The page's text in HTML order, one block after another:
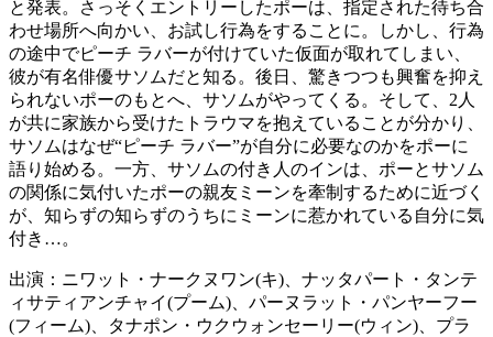
と発表。さっそくエントリーしたポーは、指定された待ち合
わせ場所へ向かい、お試し行為をすることに。しかし、行為
の途中でピーチ ラバーが付けていた仮面が取れてしまい、
彼が有名俳優サソムだと知る。後日、驚きつつも興奮を抑え
られないポーのもとへ、サソムがやってくる。そして、2人
が共に家族から受けたトラウマを抱えていることが分かり、
サソムはなぜ“ピーチ ラバー”が自分に必要なのかをポーに
語り始める。一方、サソムの付き人のインは、ポーとサソム
の関係に気付いたポーの親友ミーンを牽制するために近づく
が、知らずの知らずのうちにミーンに惹かれている自分に気
付き…。
出演：ニワット・ナークヌワン(キ)、ナッタパート・タンテ
ィサティアンチャイ(プーム)、パーヌラット・パンヤーフー
(フィーム)、タナポン・ウクウォンセーリー(ウィン)、プラ